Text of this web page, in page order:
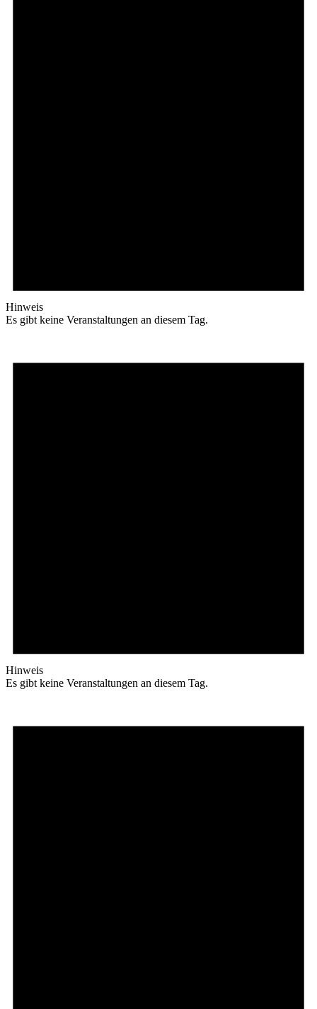
Hinweis
Es gibt keine Veranstaltungen an diesem Tag.
Hinweis
Es gibt keine Veranstaltungen an diesem Tag.